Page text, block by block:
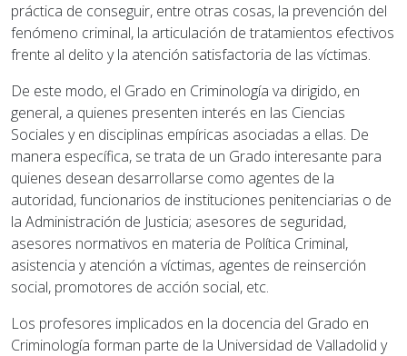
práctica de conseguir, entre otras cosas, la prevención del
fenómeno criminal, la articulación de tratamientos efectivos
frente al delito y la atención satisfactoria de las víctimas.
De este modo, el Grado en Criminología va dirigido, en
general, a quienes presenten interés en las Ciencias
Sociales y en disciplinas empíricas asociadas a ellas. De
manera específica, se trata de un Grado interesante para
quienes desean desarrollarse como agentes de la
autoridad, funcionarios de instituciones penitenciarias o de
la Administración de Justicia; asesores de seguridad,
asesores normativos en materia de Política Criminal,
asistencia y atención a víctimas, agentes de reinserción
social, promotores de acción social, etc.
Los profesores implicados en la docencia del Grado en
Criminología forman parte de la Universidad de Valladolid y